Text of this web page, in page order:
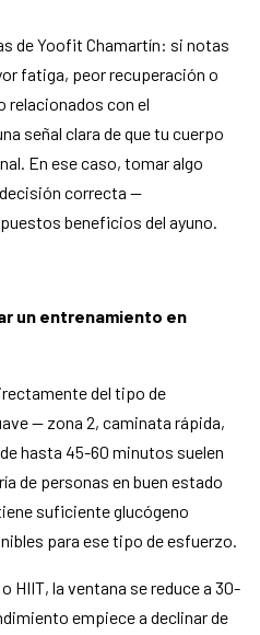
de Yoofit Chamartín: si notas
fatiga, peor recuperación o
relacionados con el
señal clara de que tu cuerpo
En ese caso, tomar algo
correcta —
beneficios del ayuno.
un entrenamiento en
del tipo de
— zona 2, caminata rápida,
hasta 45-60 minutos suelen
de personas en buen estado
suficiente glucógeno
para ese tipo de esfuerzo.
HIIT, la ventana se reduce a 30-
empiece a declinar de